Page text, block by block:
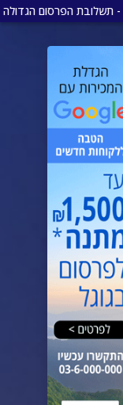
הגדולה והמקיפה